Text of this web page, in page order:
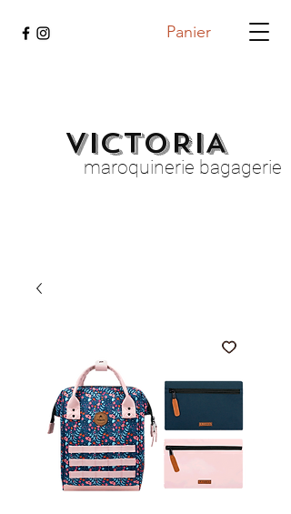
Panier
VICTORIA
maroquinerie bagagerie